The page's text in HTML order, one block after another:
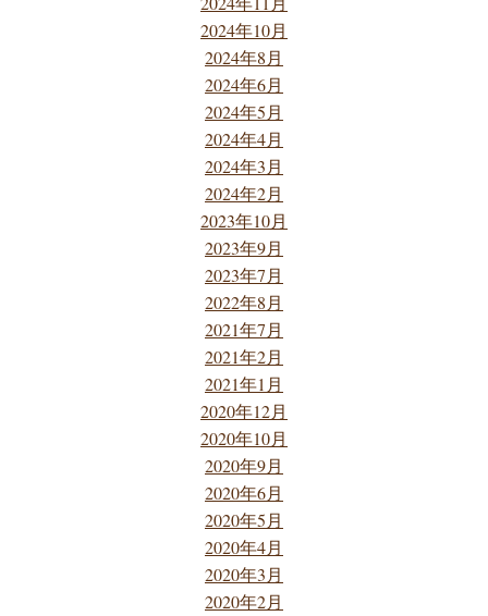
2024年10月
2024年8月
2024年6月
2024年5月
2024年4月
2024年3月
2024年2月
2023年10月
2023年9月
2023年7月
2022年8月
2021年7月
2021年2月
2021年1月
2020年12月
2020年10月
2020年9月
2020年6月
2020年5月
2020年4月
2020年3月
2020年2月